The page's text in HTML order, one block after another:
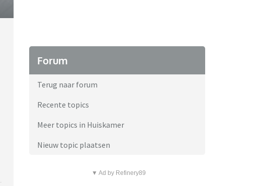
Forum
Terug naar forum
Recente topics
Meer topics in Huiskamer
Nieuw topic plaatsen
▼ Ad by Refinery89